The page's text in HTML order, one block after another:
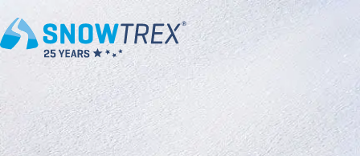
Abonnieren Sie unseren Newsletter und erfahren Sie als Erster